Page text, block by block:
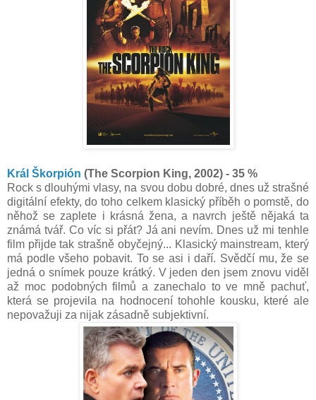
Král Škorpión (The Scorpion King, 2002) - 35 %
Rock s dlouhými vlasy, na svou dobu dobré, dnes už strašné
digitální efekty, do toho celkem klasický příběh o pomstě, do
něhož se zaplete i krásná žena, a navrch ještě nějaká ta
známá tvář. Co víc si přát? Já ani nevím. Dnes už mi tenhle
film přijde tak strašně obyčejný... Klasický mainstream, který
má podle všeho pobavit. To se asi i daří. Svědčí mu, že se
jedná o snímek pouze krátký. V jeden den jsem znovu viděl
až moc podobných filmů a zanechalo to ve mně pachuť,
která se projevila na hodnocení tohohle kousku, které ale
nepovažuji za nijak zásadně subjektivní.